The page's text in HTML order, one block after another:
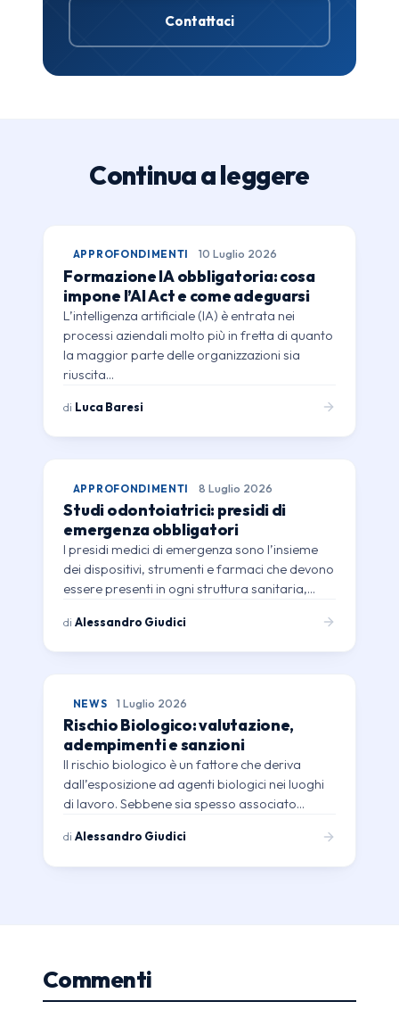
Contattaci
Continua a leggere
APPROFONDIMENTI 10 Luglio 2026
Formazione IA obbligatoria: cosa
impone l’AI Act e come adeguarsi
L’intelligenza artificiale (IA) è entrata nei
processi aziendali molto più in fretta di quanto
la maggior parte delle organizzazioni sia
riuscita…
di Luca Baresi
APPROFONDIMENTI 8 Luglio 2026
Studi odontoiatrici: presidi di
emergenza obbligatori
I presidi medici di emergenza sono l’insieme
dei dispositivi, strumenti e farmaci che devono
essere presenti in ogni struttura sanitaria,…
diAlessandro Giudici
NEWS 1 Luglio 2026
Rischio Biologico: valutazione,
adempimenti e sanzioni
Il rischio biologico è un fattore che deriva
dall’esposizione ad agenti biologici nei luoghi
di lavoro. Sebbene sia spesso associato…
diAlessandro Giudici
Commenti